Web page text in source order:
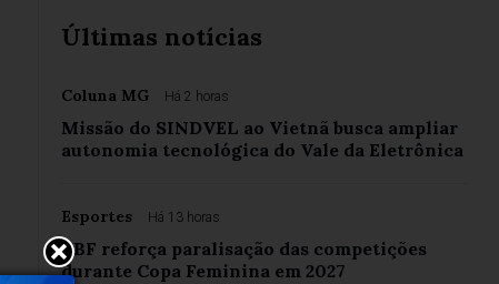
Últimas notícias
Coluna MG Há 2 horas
Missão do SINDVEL ao Vietnã busca ampliar
autonomia tecnológica do Vale da Eletrônica
Esportes Há 13 horas
CBF reforça paralisação das competições
durante Copa Feminina em 2027